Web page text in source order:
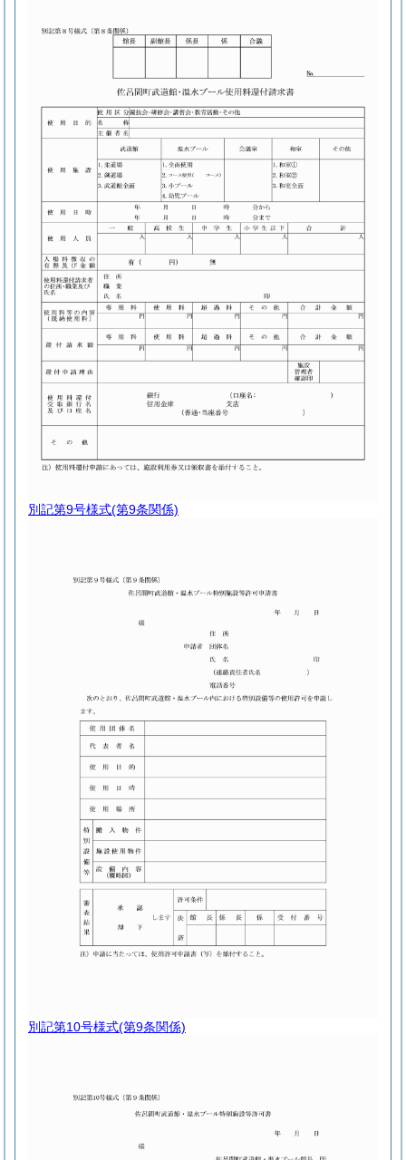
別記第9号様式(第9条関係)
別記第10号様式(第9条関係)